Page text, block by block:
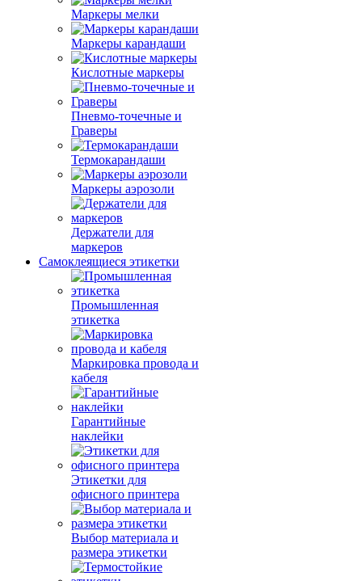
Маркеры мелки
Маркеры карандаши
Кислотные маркеры
Пневмо-точечные и
Граверы
Термокарандаши
Маркеры аэрозоли
Держатели для
маркеров
Самоклеящиеся этикетки
Промышленная
этикетка
Маркировка провода и
кабеля
Гарантийные
наклейки
Этикетки для
офисного принтера
Выбор материала и
размера этикетки